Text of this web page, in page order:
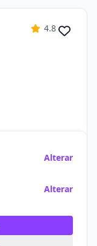
4.8
Alterar
Alterar